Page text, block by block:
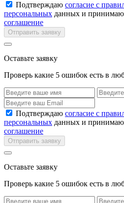
Подтверждаю согласие с
персональных данных и принимаю
соглашение
Отправить заявку
Оставьте заявку
Проверь какие 5 ошибок есть в
Подтверждаю согласие с
персональных данных и принимаю
соглашение
Отправить заявку
Оставьте заявку
Проверь какие 5 ошибок есть в